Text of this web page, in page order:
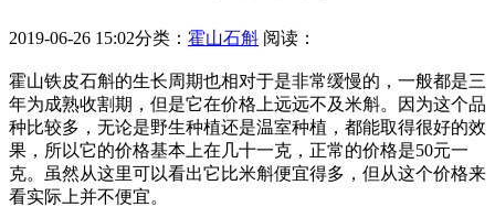
2019-06-26 15:02分类： 霍山石斛 阅读：
霍山铁皮石斛的生长周期也相对于是非常缓慢的，一般都是三
年为成熟收割期，但是它在价格上远远不及米斛。因为这个品
种比较多，无论是野生种植还是温室种植，都能取得很好的效
果，所以它的价格基本上在几十一克，正常的价格是50元一
克。虽然从这里可以看出它比米斛便宜得多，但从这个价格来
看实际上并不便宜。